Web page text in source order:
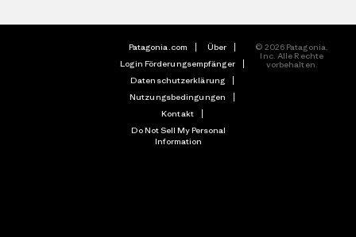
Patagonia.com
Über
Login Förderungsempfänger
Datenschutzerklärung
Nutzungsbedingungen
Kontakt
Do Not Sell My Personal
Information
© 2026 Patagonia,
Inc. Alle Rechte
vorbehalten.